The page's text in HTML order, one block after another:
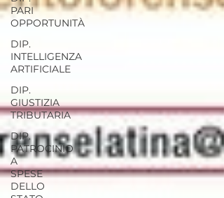
PARI
OPPORTUNITÀ
DIP.
INTELLIGENZA
ARTIFICIALE
DIP.
GIUSTIZIA
TRIBUTARIA
DIP.
PATROCINIO
A
SPESE
DELLO